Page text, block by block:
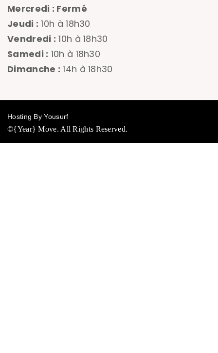
Mercredi : Fermé
Jeudi : 10h à 18h30
Vendredi : 10h à 18h30
Samedi : 10h à 18h30
Dimanche : 14h à 18h30
©{Year} Move. All Rights Reserved.
Hosting By Yousurf